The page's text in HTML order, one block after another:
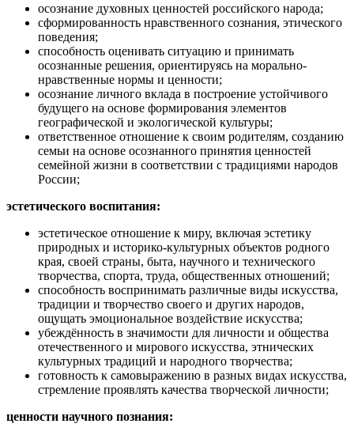
осознание духовных ценностей российского народа;
сформированность нравственного сознания, этического
поведения;
способность оценивать ситуацию и принимать
осознанные решения, ориентируясь на морально-
нравственные нормы и ценности;
осознание личного вклада в построение устойчивого
будущего на основе формирования элементов
географической и экологической культуры;
ответственное отношение к своим родителям, созданию
семьи на основе осознанного принятия ценностей
семейной жизни в соответствии с традициями народов
России;
эстетического воспитания:
эстетическое отношение к миру, включая эстетику
природных и историко-культурных объектов родного
края, своей страны, быта, научного и технического
творчества, спорта, труда, общественных отношений;
способность воспринимать различные виды искусства,
традиции и творчество своего и других народов,
ощущать эмоциональное воздействие искусства;
убеждённость в значимости для личности и общества
отечественного и мирового искусства, этнических
культурных традиций и народного творчества;
готовность к самовыражению в разных видах искусства,
стремление проявлять качества творческой личности;
ценности научного познания: